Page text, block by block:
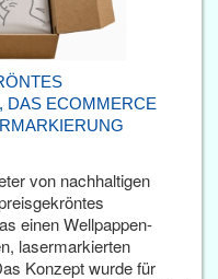
DAS ECOMMERCE
von nachhaltigen
einen Wellpappen-
lasermarkierten
Konzept wurde für